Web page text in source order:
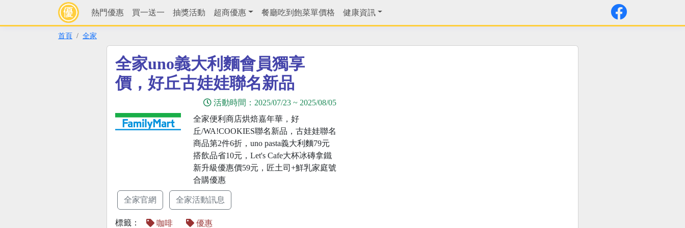
熱門優惠 買一送一 抽獎活動 超商優惠 餐廳吃到飽菜單價格 健康資訊
首頁 全家
全家uno義大利麵會員獨享
價，好丘古娃娃聯名新品
活動時間： 2025/07/23 ~ 2025/08/05
全家便利商店烘焙嘉年華，好
丘/WA!COOKIES聯名新品，古娃娃聯名
商品第2件6折，uno pasta義大利麵79元
搭飲品省10元，Let's Cafe大杯冰磚拿鐵
新升級優惠價59元，匠土司+鮮乳家庭號
合購優惠
全家官網 全家活動訊息
標籤： 咖啡 優惠